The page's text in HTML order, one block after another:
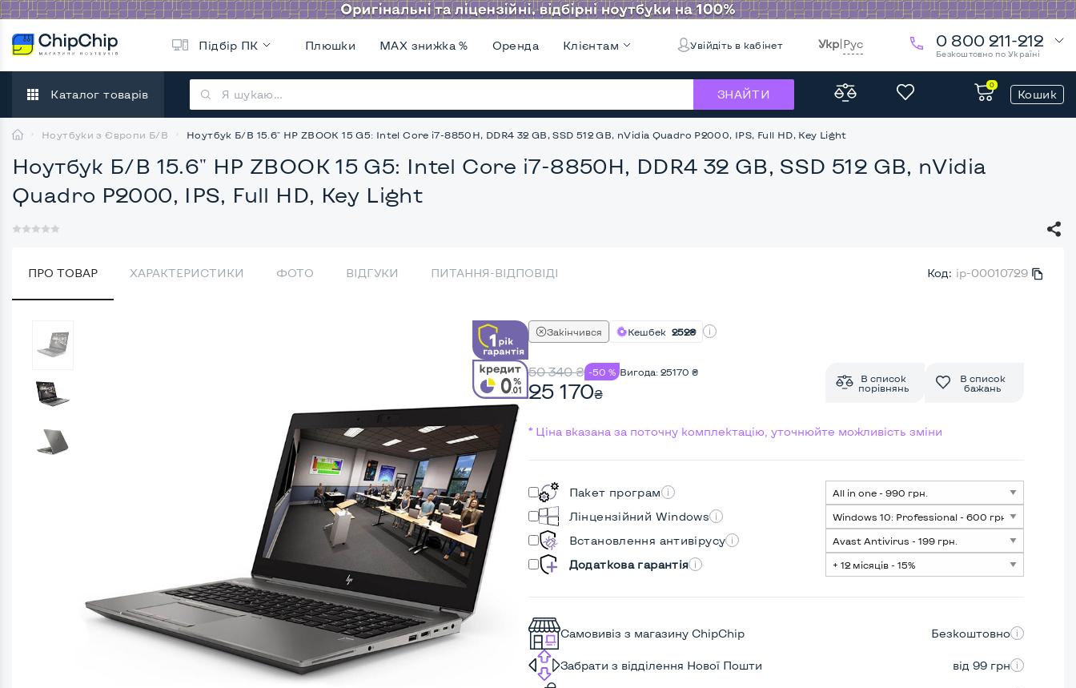
Підбір ПК Плюшки MAX знижка % Оренда Клієнтам Увійдіть в кабінет Укр|Рус 0 800 211-212
Безкоштовно по Україні
Каталог товарів ЗНАЙТИ
0
Кошик
Ноутбуки з Європи Б/В Ноутбук Б/В 15.6" HP ZBOOK 15 G5: Intel Core i7-8850H, DDR4 32 GB, SSD 512 GB, nVidia Quadro P2000, IPS, Full HD, Key Light
Ноутбук Б/В 15.6" HP ZBOOK 15 G5: Intel Core i7-8850H, DDR4 32 GB, SSD 512 GB, nVidia
Quadro P2000, IPS, Full HD, Key Light
ПРО ТОВАР ХАРАКТЕРИСТИКИ ФОТО ВІДГУКИ ПИТАННЯ-ВІДПОВІДІ Код: ip-00010729
Закінчився Кешбек 252₴
50 340₴ -50 % Вигода: 25170 ₴
25 170₴
В список
порівнянь
В список
бажань
* Ціна вказана за поточну комплектацію, уточнюйте можливість зміни
Пакет програм
Лінцензійний Windows
Встановлення антивірусу
Додаткова гарантія
Самовивіз з магазину ChipChip Безкоштовно
Забрати з відділення Нової Пошти від 99 грн